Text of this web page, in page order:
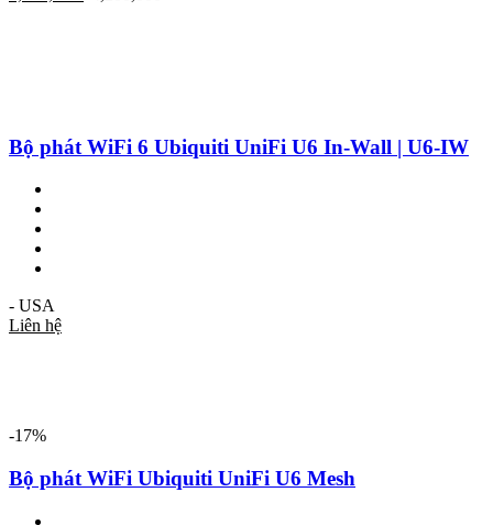
Bộ phát WiFi 6 Ubiquiti UniFi U6 In-Wall | U6-IW
- USA
Liên hệ
-17%
Bộ phát WiFi Ubiquiti UniFi U6 Mesh